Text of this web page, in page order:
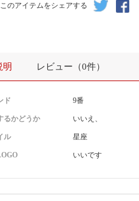
このアイテムをシェアする
明 レビュー（0件）
ド 9番
るかどうか いいえ、
ル 星座
いいです